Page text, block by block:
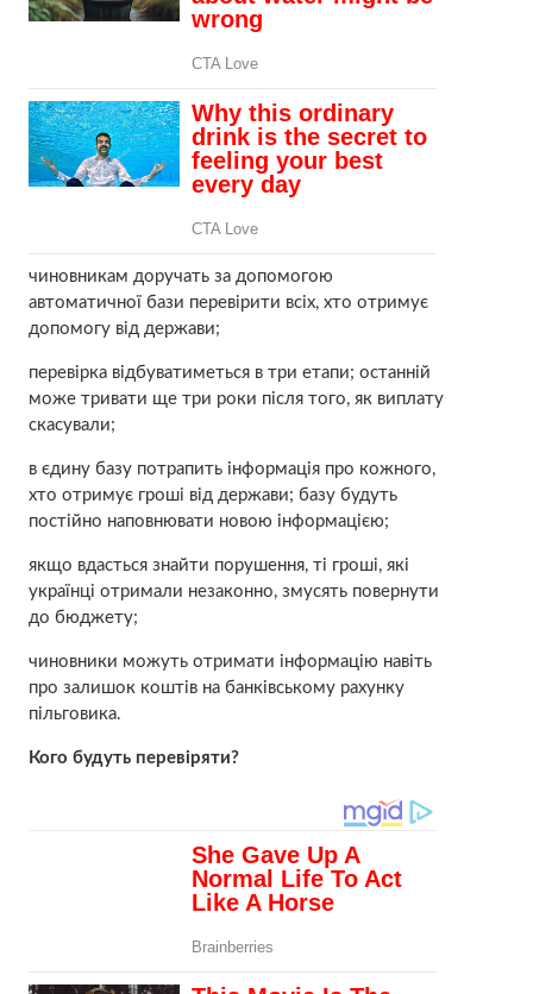
чиновникам доручать за допомогою
автоматичної бази перевірити всіх, хто отримує
допомогу від держави;
перевірка відбуватиметься в три етапи; останній
може тривати ще три роки після того, як виплату
скасували;
в єдину базу потрапить інформація про кожного,
хто отримує гроші від держави; базу будуть
постійно наповнювати новою інформацією;
якщо вдасться знайти порушення, ті гроші, які
українці отримали незаконно, змусять повернути
до бюджету;
чиновники можуть отримати інформацію навіть
про залишок коштів на банківському рахунку
пільговика.
Кого будуть перевіряти?